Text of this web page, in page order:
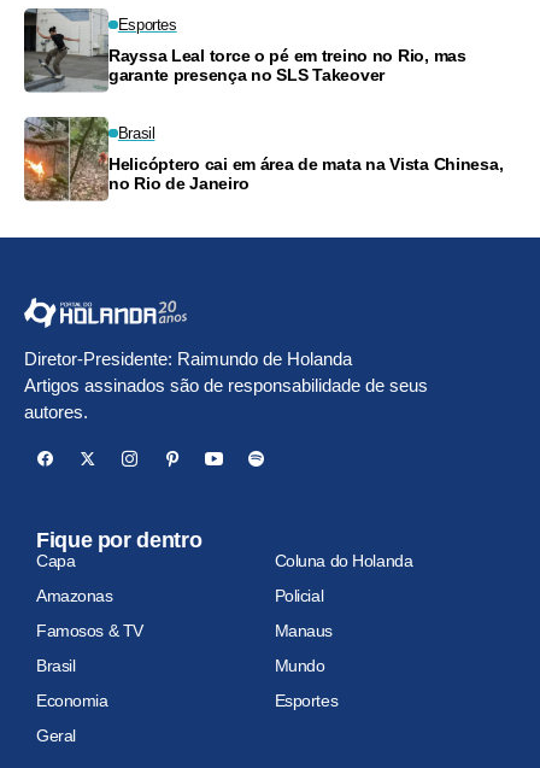
Esportes
Rayssa Leal torce o pé em treino no Rio, mas
garante presença no SLS Takeover
Brasil
Helicóptero cai em área de mata na Vista Chinesa,
no Rio de Janeiro
Diretor-Presidente: Raimundo de Holanda
Artigos assinados são de responsabilidade de seus
autores.
Fique por dentro
Capa
Coluna do Holanda
Amazonas
Policial
Famosos & TV
Manaus
Brasil
Mundo
Economia
Esportes
Geral